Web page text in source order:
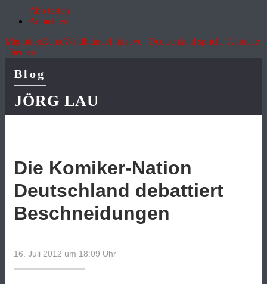
Abo testen
Anmelden
MigrationRenteWaldbrändeInitiative "Deutschland spricht"Aktuelle
Themen
Blog
JÖRG LAU
Die Komiker-Nation
Deutschland debattiert
Beschneidungen
16. Juli 2012 um 18:09 Uhr